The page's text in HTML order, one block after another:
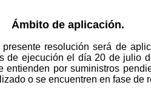
Ámbito de aplicación.
resolución será de
de ejecución el día 20 de julio
entienden por suministros
o se encuentren en fase de